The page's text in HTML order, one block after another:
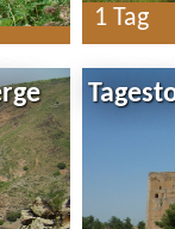
1 Tag